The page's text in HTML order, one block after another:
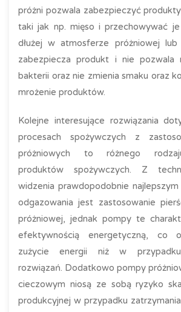
próżni pozwala zabezpieczyć
taki jak np. mięso i przechowywać
dłużej w atmosferze próżniowej lub
zabezpiecza produkt i nie pozwala
bakterii oraz nie zmienia smaku oraz
mrożenie produktów.
Kolejne interesujące rozwiązania
procesach spożywczych z
próżniowych to różnego
produktów spożywczych. Z
widzenia prawdopodobnie
odgazowania jest zastosowanie
próżniowej, jednak pompy te
efektywnością energetyczną, co
zużycie energii niż w przypadku
rozwiązań. Dodatkowo pompy
cieczowym niosą ze sobą ryzyko
produkcyjnej w przypadku